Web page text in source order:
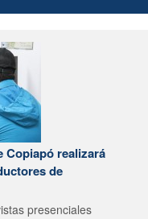
Copiapó realizará
de
presenciales